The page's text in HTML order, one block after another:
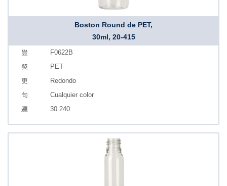
Boston Round de PET,
30ml, 20-415
F0622B
PET
Redondo
Cualquier color
30.240